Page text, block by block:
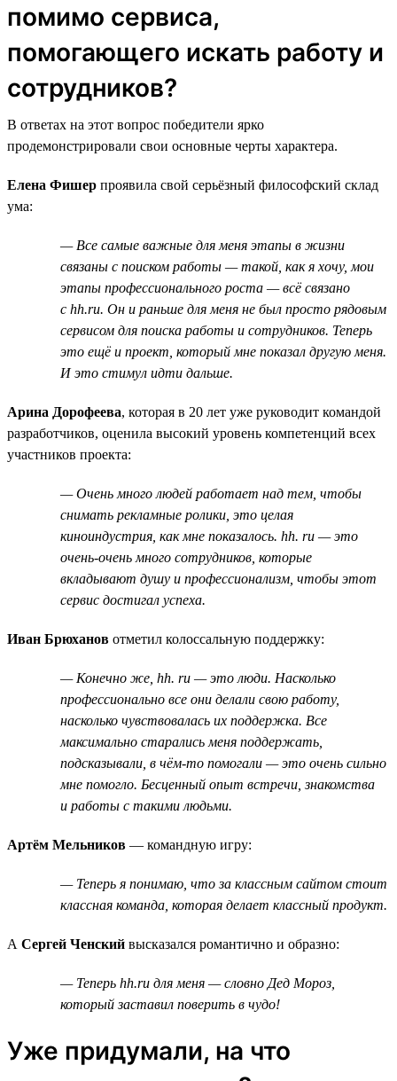
помимо сервиса,
помогающего искать работу и
сотрудников?
В ответах на этот вопрос победители ярко
продемонстрировали свои основные черты характера.
Елена Фишер проявила свой серьёзный философский склад
ума:
— Все самые важные для меня этапы в жизни
связаны с поиском работы — такой, как я хочу, мои
этапы профессионального роста — всё связано
с hh.ru. Он и раньше для меня не был просто рядовым
сервисом для поиска работы и сотрудников. Теперь
это ещё и проект, который мне показал другую меня.
И это стимул идти дальше.
Арина Дорофеева, которая в 20 лет уже руководит командой
разработчиков, оценила высокий уровень компетенций всех
участников проекта:
— Очень много людей работает над тем, чтобы
снимать рекламные ролики, это целая
киноиндустрия, как мне показалось. hh. ru — это
очень-очень много сотрудников, которые
вкладывают душу и профессионализм, чтобы этот
сервис достигал успеха.
Иван Брюханов отметил колоссальную поддержку:
— Конечно же, hh. ru — это люди. Насколько
профессионально все они делали свою работу,
насколько чувствовалась их поддержка. Все
максимально старались меня поддержать,
подсказывали, в чём-то помогали — это очень сильно
мне помогло. Бесценный опыт встречи, знакомства
и работы с такими людьми.
Артём Мельников — командную игру:
— Теперь я понимаю, что за классным сайтом стоит
классная команда, которая делает классный продукт.
А Сергей Ченский высказался романтично и образно:
— Теперь hh.ru для меня — словно Дед Мороз,
который заставил поверить в чудо!
Уже придумали, на что